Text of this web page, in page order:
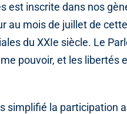
est inscrite dans nos
au mois de juillet de
du XXIe siècle. Le
pouvoir, et les
simplifié la participation